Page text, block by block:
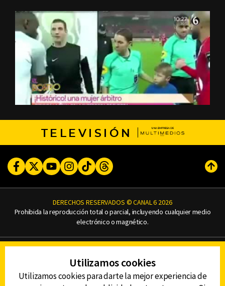
TELEVISIÓN
FacebookTwitterYoutubeInstagram
TikTokThreads
DERECHOS RESERVADOS © CANAL 6 2026
Prohibida la reproducción total o parcial, incluyendo cualquier medio
electrónico o magnético.
AVISO DE PRIVACIDAD
DEFENSORÍA DE LAS AUDIENCIAS
Utilizamos cookies
Utilizamos cookies para darte la mejor experiencia de